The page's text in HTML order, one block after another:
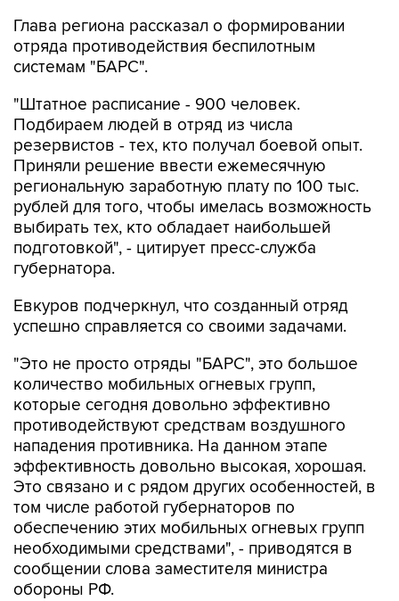
Глава региона рассказал о формировании
отряда противодействия беспилотным
системам "БАРС".
"Штатное расписание - 900 человек.
Подбираем людей в отряд из числа
резервистов - тех, кто получал боевой опыт.
Приняли решение ввести ежемесячную
региональную заработную плату по 100 тыс.
рублей для того, чтобы имелась возможность
выбирать тех, кто обладает наибольшей
подготовкой", - цитирует пресс-служба
губернатора.
Евкуров подчеркнул, что созданный отряд
успешно справляется со своими задачами.
"Это не просто отряды "БАРС", это большое
количество мобильных огневых групп,
которые сегодня довольно эффективно
противодействуют средствам воздушного
нападения противника. На данном этапе
эффективность довольно высокая, хорошая.
Это связано и с рядом других особенностей, в
том числе работой губернаторов по
обеспечению этих мобильных огневых групп
необходимыми средствами", - приводятся в
сообщении слова заместителя министра
обороны РФ.